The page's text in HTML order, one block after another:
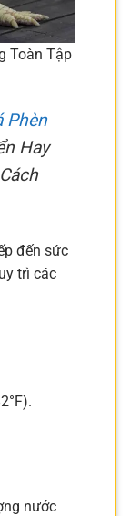
Toàn Tập
Phèn
Hay
đến sức
trì các
nước